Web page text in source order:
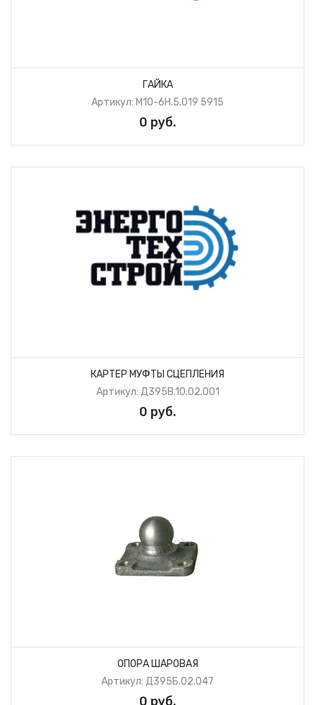
ГАЙКА
Артикул: М10-6H.5.019 5915
0 руб.
КАРТЕР МУФТЫ СЦЕПЛЕНИЯ
Артикул: Д395В.10.02.001
0 руб.
ОПОРА ШАРОВАЯ
Артикул: Д395Б.02.047
0 руб.